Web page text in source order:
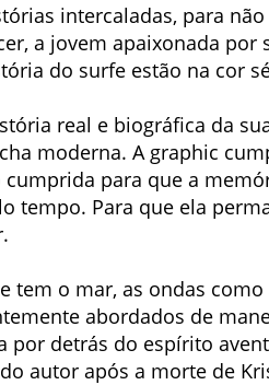
intercaladas, para
a jovem apaixonada
do surfe estão na cor
real e biográfica da
moderna. A graphic
para que a
tempo. Para que ela
tem o mar, as ondas
abordados de
por detrás do espírito
autor após a morte de